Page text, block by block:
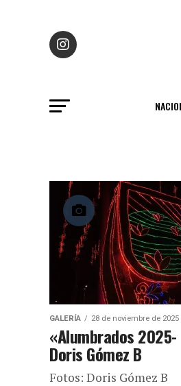
GALERÍA 28 de noviembre de 2025
«Alumbrados
Doris Gómez B
Fotos: Doris Gómez B